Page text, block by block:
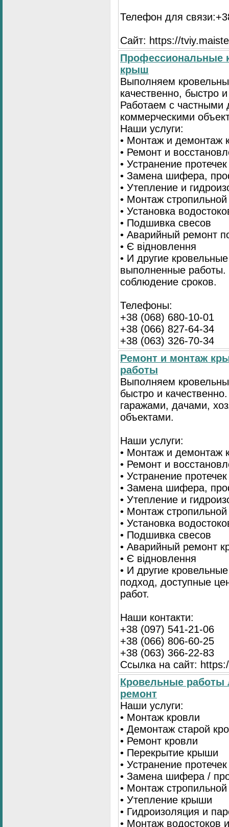
Телефон для
Сайт: https://
Профессиональные
крыш
Выполняем
качественно, быстро
Работаем с
коммерческими
Наши услуги:
• Монтаж и демонтаж
• Ремонт и
• Устранение протечек
• Замена шифера,
• Утепление и
• Монтаж
• Установка
• Подшивка свесов
• Аварийный ремонт
• Є відновлення
• И другие
выполненные работы.
соблюдение сроков.
Телефоны:
+38 (068) 680-10-01
+38 (066) 827-64-34
+38 (063) 326-70-34
Ремонт и монтаж
работы
Выполняем
быстро и
гаражами, дачами,
объектами.
Наши услуги:
• Монтаж и демонтаж
• Ремонт и
• Устранение протечек
• Замена шифера,
• Утепление и
• Монтаж
• Установка
• Подшивка свесов
• Аварийный ремонт
• Є відновлення
• И другие
подход, доступные
работ.
Наши контакти:
+38 (097) 541-21-06
+38 (066) 806-60-25
+38 (063) 366-22-83
Ссылка на сайт:
Кровельные
ремонт
Наши услуги:
• Монтаж кровли
• Демонтаж старой
• Ремонт кровли
• Перекрытие крыши
• Устранение протечек
• Замена шифера /
• Монтаж
• Утепление крыши
• Гидроизоляция и
• Монтаж водостоков